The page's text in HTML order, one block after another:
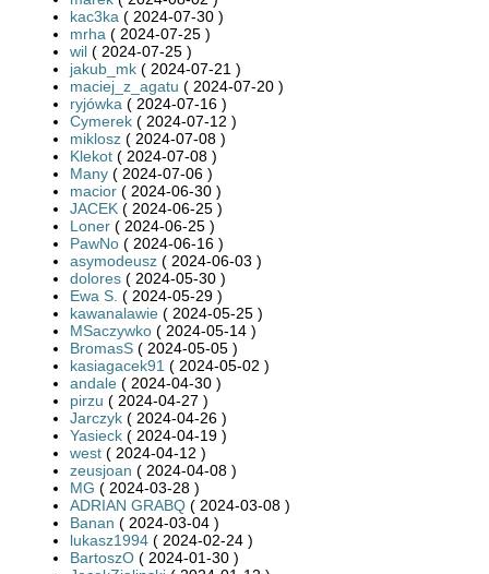
kac3ka ( 2024-07-30 )
mrha ( 2024-07-25 )
wil ( 2024-07-25 )
jakub_mk ( 2024-07-21 )
maciej_z_agatu ( 2024-07-20 )
ryjówka ( 2024-07-16 )
Cymerek ( 2024-07-12 )
miklosz ( 2024-07-08 )
Klekot ( 2024-07-08 )
Many ( 2024-07-06 )
macior ( 2024-06-30 )
JACEK ( 2024-06-25 )
Loner ( 2024-06-25 )
PawNo ( 2024-06-16 )
asymodeusz ( 2024-06-03 )
dolores ( 2024-05-30 )
Ewa S. ( 2024-05-29 )
kawanalawie ( 2024-05-25 )
MSaczywko ( 2024-05-14 )
BromasS ( 2024-05-05 )
kasiagacek91 ( 2024-05-02 )
andale ( 2024-04-30 )
pirzu ( 2024-04-27 )
Jarczyk ( 2024-04-26 )
Yasieck ( 2024-04-19 )
west ( 2024-04-12 )
zeusjoan ( 2024-04-08 )
MG ( 2024-03-28 )
ADRIAN GRABQ ( 2024-03-08 )
Banan ( 2024-03-04 )
lukasz1994 ( 2024-02-24 )
BartoszO ( 2024-01-30 )